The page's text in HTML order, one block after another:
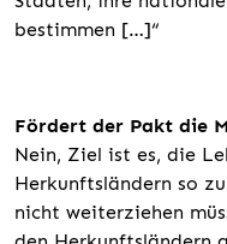
bestimmen […]“
Fördert der Pakt die
Nein, Ziel ist es, die
Herkunftsländern so
nicht weiterziehen